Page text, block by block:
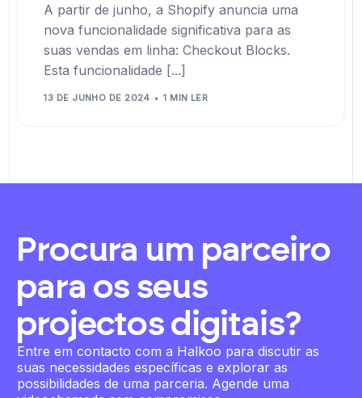
A partir de junho, a Shopify anuncia uma
nova funcionalidade significativa para as
suas vendas em linha: Checkout Blocks.
Esta funcionalidade [...]
13 DE JUNHO DE 2024 1 MIN LER
Procura um parceiro
para os seus
projectos digitais?
Entre em contacto com a Halkoo para discutir as
suas necessidades específicas e explorar as
possibilidades de uma parceria. Agende uma